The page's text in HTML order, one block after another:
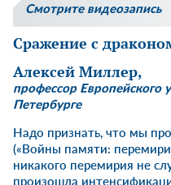
Смотрите видеозапись
Сражение с
Алексей Миллер,
профессор Европейского
Петербурге
Надо признать, что мы
(«Войны памяти:
никакого перемирия не
произошла